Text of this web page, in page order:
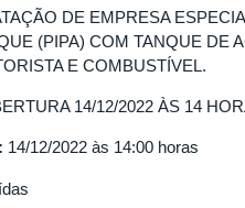
DE EMPRESA
(PIPA) COM TANQUE DE
E COMBUSTÍVEL.
14/12/2022 ÀS 14
14/12/2022 às 14:00 horas